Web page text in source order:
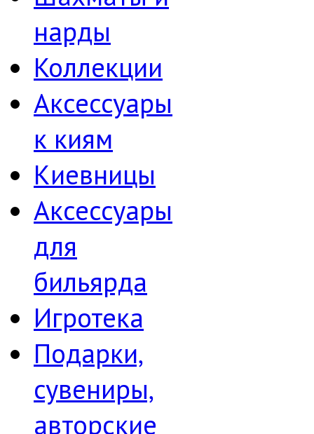
нарды
Коллекции
Аксессуары
к киям
Киевницы
Аксессуары
для
бильярда
Игротека
Подарки,
сувениры,
авторские